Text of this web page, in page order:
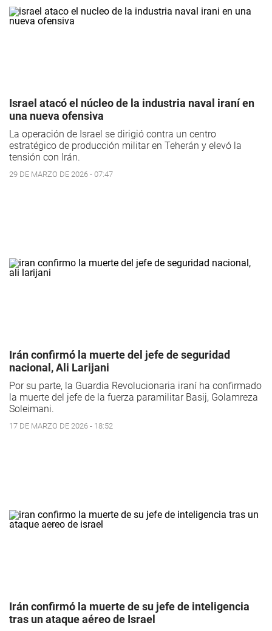
Israel atacó el núcleo de la industria naval iraní en
una nueva ofensiva
La operación de Israel se dirigió contra un centro
estratégico de producción militar en Teherán y elevó la
tensión con Irán.
29 DE MARZO DE 2026 - 07:47
Irán confirmó la muerte del jefe de seguridad
nacional, Ali Larijani
Por su parte, la Guardia Revolucionaria iraní ha confirmado
la muerte del jefe de la fuerza paramilitar Basij, Golamreza
Soleimani.
17 DE MARZO DE 2026 - 18:52
Irán confirmó la muerte de su jefe de inteligencia
tras un ataque aéreo de Israel